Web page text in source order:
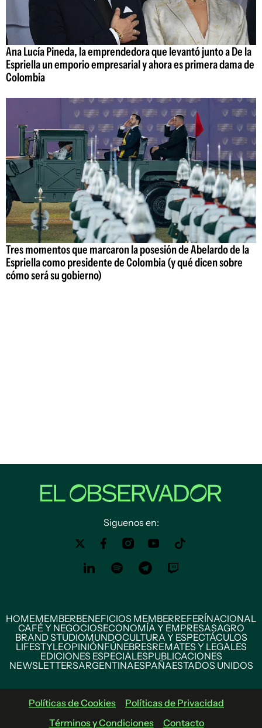
Ana Lucía Pineda, la emprendedora que levantó junto a De la
Espriella un emporio empresarial y ahora es primera dama de
Colombia
Tres momentos que marcaron la posesión de Abelardo de la
Espriella como presidente de Colombia (y qué dicen sobre
cómo será su gobierno)
Siguenos en:
HOMEMEMBERBENEFICIOS MEMBERREFERÍNACIONAL
CAFÉ Y NEGOCIOSECONOMÍA Y EMPRESASAGRO
BRAND STUDIOMUNDOCULTURA Y ESPECTÁCULOS
LIFESTYLEOPINIÓNFÚNEBRESREMATES Y LEGALES
EDICIONES ESPECIALESPUBLICACIONES
NEWSLETTERSARGENTINAESPAÑAESTADOS UNIDOS
Políticas de Cookies
Políticas de Privacidad
Términos y Condiciones
Contacto